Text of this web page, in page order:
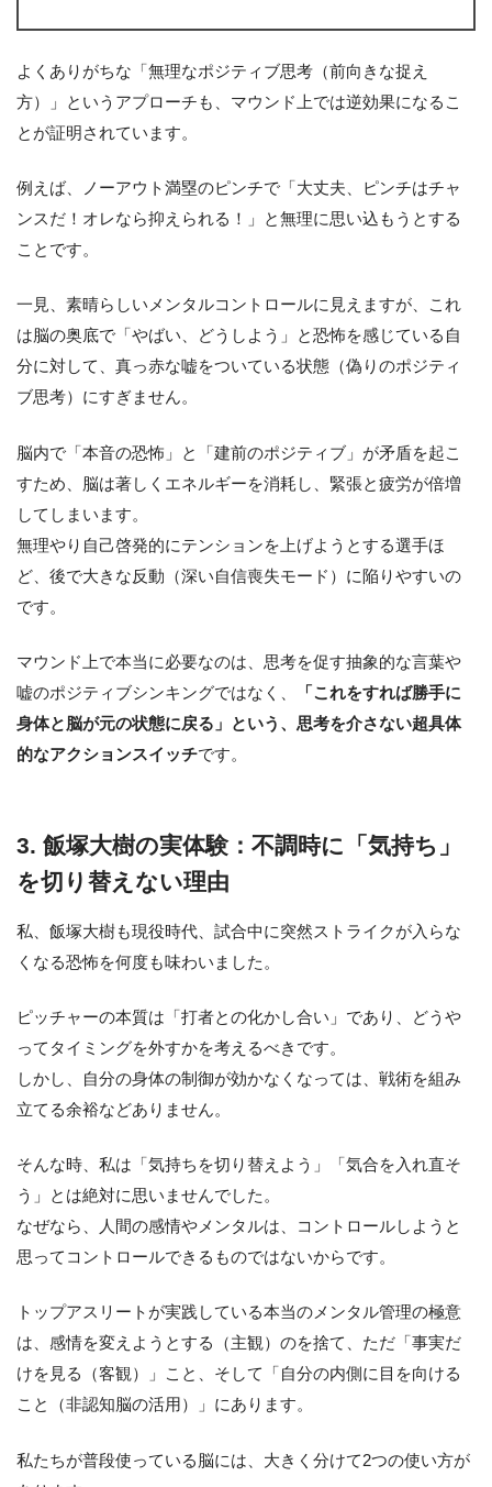
よくありがちな「無理なポジティブ思考（前向きな捉え
方）」というアプローチも、マウンド上では逆効果になるこ
とが証明されています。
例えば、ノーアウト満塁のピンチで「大丈夫、ピンチはチャ
ンスだ！オレなら抑えられる！」と無理に思い込もうとする
ことです。
一見、素晴らしいメンタルコントロールに見えますが、これ
は脳の奥底で「やばい、どうしよう」と恐怖を感じている自
分に対して、真っ赤な嘘をついている状態（偽りのポジティ
ブ思考）にすぎません。
脳内で「本音の恐怖」と「建前のポジティブ」が矛盾を起こ
すため、脳は著しくエネルギーを消耗し、緊張と疲労が倍増
してしまいます。
無理やり自己啓発的にテンションを上げようとする選手ほ
ど、後で大きな反動（深い自信喪失モード）に陥りやすいの
です。
マウンド上で本当に必要なのは、思考を促す抽象的な言葉や
嘘のポジティブシンキングではなく、
「これをすれば勝手に
身体と脳が元の状態に戻る」という、思考を介さない超具体
的なアクションスイッチです。
3. 飯塚大樹の実体験：不調時に「気持ち」
を切り替えない理由
私、飯塚大樹も現役時代、試合中に突然ストライクが入らな
くなる恐怖を何度も味わいました。
ピッチャーの本質は「打者との化かし合い」であり、どうや
ってタイミングを外すかを考えるべきです。
しかし、自分の身体の制御が効かなくなっては、戦術を組み
立てる余裕などありません。
そんな時、私は「気持ちを切り替えよう」「気合を入れ直そ
う」とは絶対に思いませんでした。
なぜなら、人間の感情やメンタルは、コントロールしようと
思ってコントロールできるものではないからです。
トップアスリートが実践している本当のメンタル管理の極意
は、感情を変えようとする（主観）のを捨て、ただ「事実だ
けを見る（客観）」こと、そして「自分の内側に目を向ける
こと（非認知脳の活用）」にあります。
私たちが普段使っている脳には、大きく分けて2つの使い方が